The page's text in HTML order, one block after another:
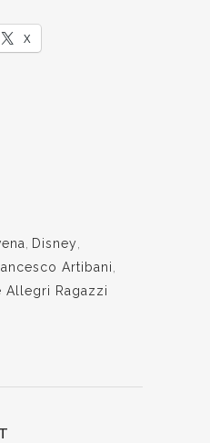
X
Disney
Artibani
Allegri Ragazzi